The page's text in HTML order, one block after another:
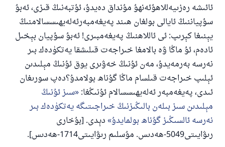
ئائىشە رەزىيەللاھۇئەنھۇ مۇنداق دەيدۇ، ئۇتبەنىڭ قىزى، ئەبۇ
سۇپياننىڭ ئايالى بولغان ھىند پەيغەمبەرئەلەيھىسسالامنىڭ
يېنىغا كېرىپ: ئى ئاللاھنىڭ پەيغەمبىرى! ئەبۇ سۇپيان بېخىل
ئادەم، ئۇ ماڭا ۋە بالامغا خىراجەت قىلىشقا يەتكۈدەك بىر
نەرسە بەرمەيدۇ، مەن ئۇنىڭ خەۋىرى يوق ئۇنىڭ مېلىدىن
ئېلىپ خىراجەت قىلسام ماڭا گۇناھ بولامدۇ؟دەپ سورىغان
ئىدى، پەيغەمبەر ئەلەيھىسسالام ئۇنىڭغا: سىز ئۇنىڭ
مېلىدىن سىز بىلەن بالىڭىزنىڭ خىراجىتىگە يەتكۈدەك بىر
نەرسە ئالسىڭىز گۇناھ بولمايدۇ دېدى. [بۇخارى
رىۋايىتى5049-ھەدىس. مۇسلىم رىۋايىتى1714-ھەدىس].